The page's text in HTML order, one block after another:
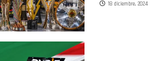
18 diciembre, 2024